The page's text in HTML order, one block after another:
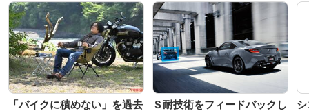
「バイクに積めない」を過去
Ｓ耐技術をフィードバックし